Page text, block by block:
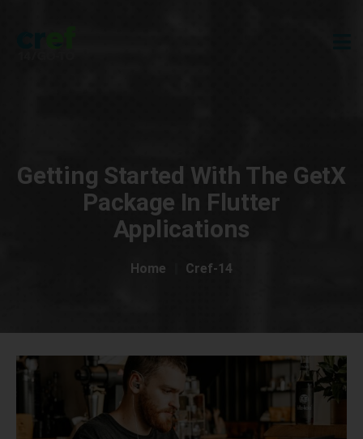
Getting Started With The GetX
Package In Flutter
Applications
Home Cref-14